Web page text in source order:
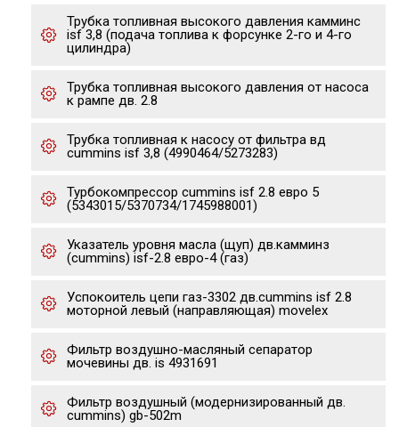
Трубка топливная высокого давления камминс
isf 3,8 (подача топлива к форсунке 2-го и 4-го
цилиндра)
Трубка топливная высокого давления от насоса
к рампе дв. 2.8
Трубка топливная к насосу от фильтра вд
cummins isf 3,8 (4990464/5273283)
Турбокомпрессор cummins isf 2.8 евро 5
(5343015/5370734/1745988001)
Указатель уровня масла (щуп) дв.камминз
(cummins) isf-2.8 евро-4 (газ)
Успокоитель цепи газ-3302 дв.cummins isf 2.8
моторной левый (направляющая) movelex
Фильтр воздушно-масляный сепаратор
мочевины дв. is 4931691
Фильтр воздушный (модернизированный дв.
cummins) gb-502m